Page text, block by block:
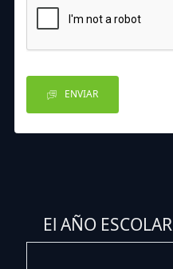
ENVIAR
El AÑO ESCOLAR